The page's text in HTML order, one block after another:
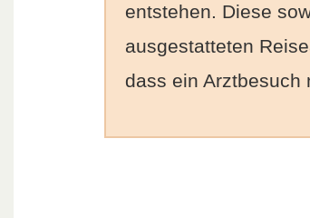
entstehen. Diese
ausgestatteten
dass ein Arztbesuch